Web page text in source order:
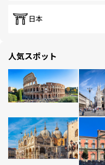
日本
人気スポット